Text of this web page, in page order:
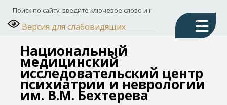
Версия для слабовидящих
Национальный
медицинский
исследовательский центр
психиатрии и неврологии
им. В.М. Бехтерева